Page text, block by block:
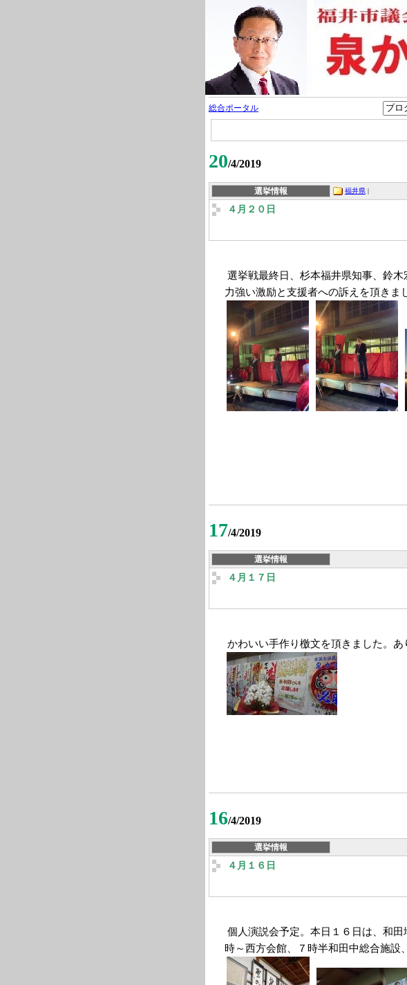
総合ポータル
20/4/2019
選挙情報 福井県 |
４月２０日
選挙戦最終日、杉本福井県知事、鈴
力強い激励と支援者への訴えを頂きま
17/4/2019
選挙情報
４月１７日
かわいい手作り檄文を頂きました。あ
16/4/2019
選挙情報
４月１６日
個人演説会予定。本日１６日は、和
時～西方会館、７時半和田中総合施設